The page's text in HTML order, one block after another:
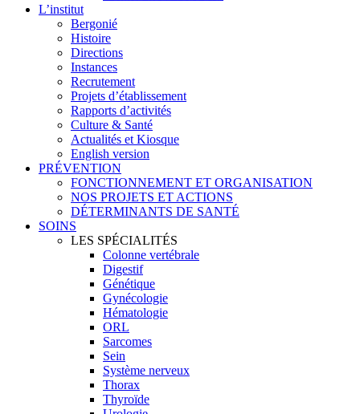
L’institut
Bergonié
Histoire
Directions
Instances
Recrutement
Projets d’établissement
Rapports d’activités
Culture & Santé
Actualités et Kiosque
English version
PRÉVENTION
FONCTIONNEMENT ET ORGANISATION
NOS PROJETS ET ACTIONS
DÉTERMINANTS DE SANTÉ
SOINS
LES SPÉCIALITÉS
Colonne vertébrale
Digestif
Génétique
Gynécologie
Hématologie
ORL
Sarcomes
Sein
Système nerveux
Thorax
Thyroïde